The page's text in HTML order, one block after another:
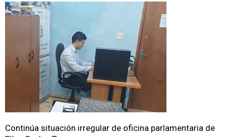
Continúa situación irregular de oficina parlamentaria de